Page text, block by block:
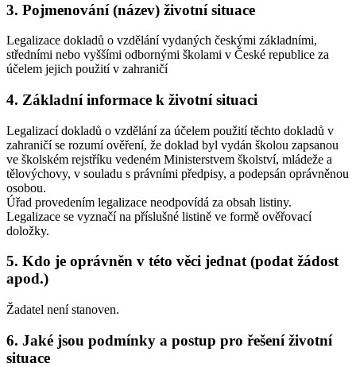
3. Pojmenování (název) životní situace
Legalizace dokladů o vzdělání vydaných českými základními,
středními nebo vyššími odbornými školami v České republice za
účelem jejich použití v zahraničí
4. Základní informace k životní situaci
Legalizací dokladů o vzdělání za účelem použití těchto dokladů v
zahraničí se rozumí ověření, že doklad byl vydán školou zapsanou
ve školském rejstříku vedeném Ministerstvem školství, mládeže a
tělovýchovy, v souladu s právními předpisy, a podepsán oprávněnou
osobou.
Úřad provedením legalizace neodpovídá za obsah listiny.
Legalizace se vyznačí na příslušné listině ve formě ověřovací
doložky.
5. Kdo je oprávněn v této věci jednat (podat žádost
apod.)
Žadatel není stanoven.
6. Jaké jsou podmínky a postup pro řešení životní
situace